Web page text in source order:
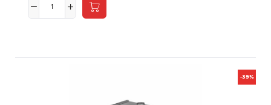
-39%